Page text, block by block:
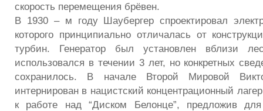
скорость перемещения брёвен.
В 1930 – м году Шаубергер спроектировал
которого принципиально отличалась от
турбин. Генератор был установлен вблизи
использовался в течении 3 лет, но конкретных
сохранилось. В начале Второй Мировой
интернирован в нацистский концентрационный
к работе над “Диском Белонце”, предложив